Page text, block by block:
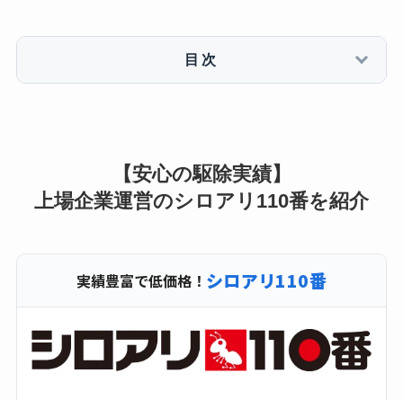
目次
【安心の駆除実績】
上場企業運営のシロアリ110番を紹介
実績豊富で低価格！ シロアリ110番